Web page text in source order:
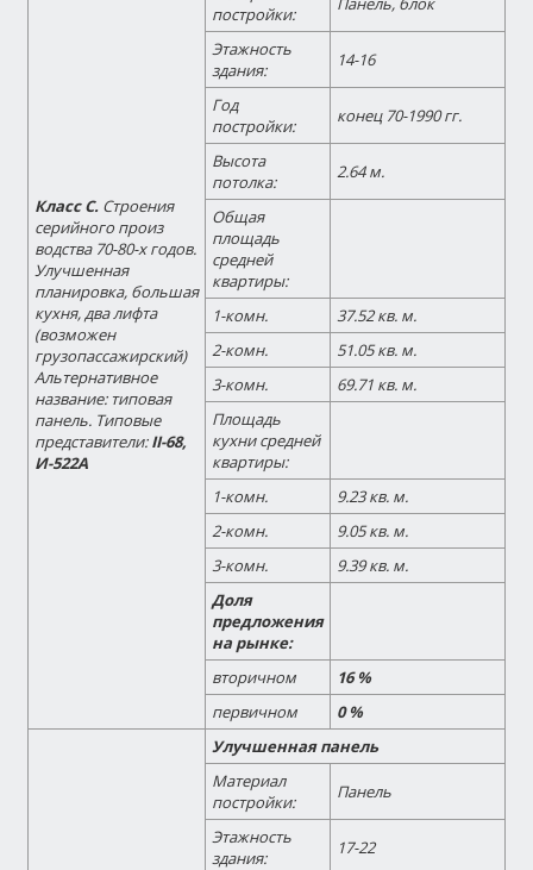
Класс С. Строения
серийного произ
водства 70-80-х годов.
Улучшенная
планировка, большая
кухня, два лифта
(возможен
грузопассажирский)
Альтернативное
название: типовая
панель. Типовые
представители:II-68,
И-522А
постройки:
Этажность
здания:
14-16
Год
постройки:
конец 70-1990 гг.
Высота
потолка:
2.64 м.
Общая
площадь
средней
квартиры:
1-комн.
37.52 кв. м.
2-комн.
51.05 кв. м.
3-комн.
69.71 кв. м.
Площадь
кухни средней
квартиры:
1-комн.
9.23 кв. м.
2-комн.
9.05 кв. м.
3-комн.
9.39 кв. м.
Доля
предложения
на рынке:
вторичном
16 %
первичном
0 %
Улучшенная панель
Материал
постройки:
Панель
Этажность
здания:
17-22